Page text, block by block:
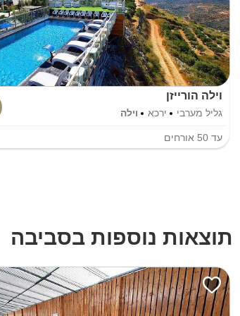
וילה הורייזן
גליל מערבי ירכא וילה
עד 50 אורחים
תוצאות נוספות בסביבה